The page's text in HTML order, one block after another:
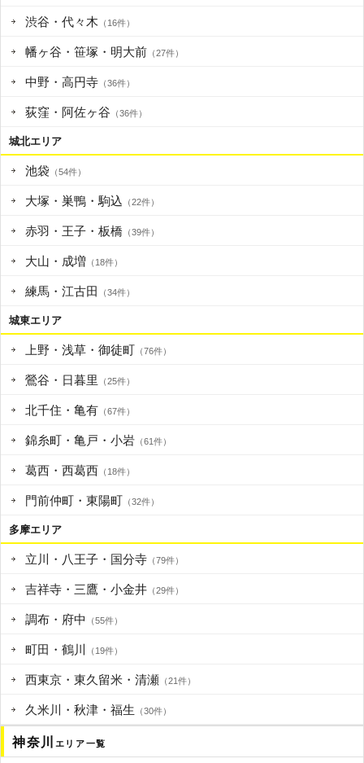
渋谷・代々木 （16件）
幡ヶ谷・笹塚・明大前 （27件）
中野・高円寺 （36件）
荻窪・阿佐ヶ谷 （36件）
城北エリア
池袋 （54件）
大塚・巣鴨・駒込 （22件）
赤羽・王子・板橋 （39件）
大山・成増 （18件）
練馬・江古田 （34件）
城東エリア
上野・浅草・御徒町 （76件）
鶯谷・日暮里 （25件）
北千住・亀有 （67件）
錦糸町・亀戸・小岩 （61件）
葛西・西葛西 （18件）
門前仲町・東陽町 （32件）
多摩エリア
立川・八王子・国分寺 （79件）
吉祥寺・三鷹・小金井 （29件）
調布・府中 （55件）
町田・鶴川 （19件）
西東京・東久留米・清瀬 （21件）
久米川・秋津・福生 （30件）
神奈川 エリア一覧